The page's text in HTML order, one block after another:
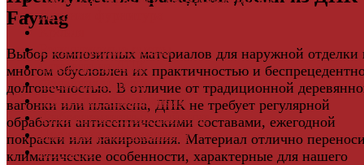
Faynag
Выбор композитных материалов для наружной отделки
многом обусловлен их практичностью и
долговечностью. В отличие от традиционной
вагонки или планкена, ДПК не требует регулярной
обработки антисептическими составами, ежегодной
покраски или лакирования. Материал отлично
климатические особенности, характерные для нашего
Дверная фурнитура
Кровля
Регулируемые опоры
Ступени из ДПК
Фасадная плитка
Фасадные термопанели
Фиброцементный Сайдинг
Подложка для ламината
Плинтус